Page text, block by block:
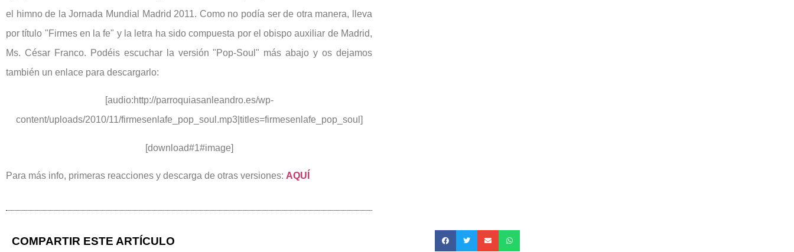
el himno de la Jornada Mundial Madrid 2011. Como no podía ser de otra manera, lleva
por título "Firmes en la fe" y la letra ha sido compuesta por el obispo auxiliar de Madrid,
Ms. César Franco. Podéis escuchar la versión "Pop-Soul" más abajo y os dejamos
también un enlace para descargarlo:
[audio:http://parroquiasanleandro.es/wp-
content/uploads/2010/11/firmesenlafe_pop_soul.mp3|titles=firmesenlafe_pop_soul]
[download#1#image]
Para más info, primeras reacciones y descarga de otras versiones: AQUÍ
COMPARTIR ESTE ARTÍCULO